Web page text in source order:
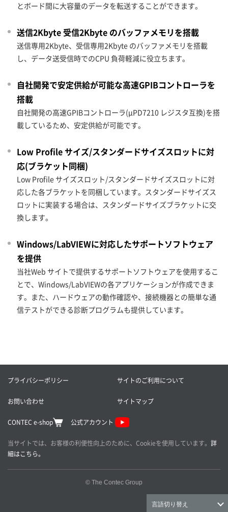
とボード間に大容量のデータを転送することができます。
送信2Kbyte 受信2Kbyte のバッファメモリを搭載
送信専用2Kbyte、受信専用2Kbyte のバッファメモリを搭載
し、データ送受信時でのCPU 負荷軽減に役立ちます。
自社開発で安定供給が可能な高速GPIBコントローラを
搭載
自社開発の高速GPIBコントローラ(μPD7210 レジスタ互換)を搭
載しているため、安定供給が可能です。
Low Profile サイズ/スタンダードサイズスロットに対
応(ブラケット同梱)
Low Profile サイズスロット/スタンダードサイズスロットに対
応した各ブラケットを同梱しています。スタンダードサイズス
ロットに実装する場合は、スタンダードサイズブラケットに交
換します。
Windows/LabVIEWに対応したサポートソフトウェア
を提供
当社Web サイトで提供するサポートソフトウェアを使用するこ
とで、Windows/LabVIEWの各アプリケーションが作成できま
す。また、ハードウェアの動作確認や、接続機器との簡単な通
信テストができる診断プログラムも提供しています。
プライバシーポリシー サイトのご利用について
お問い合わせ サイトマップ
CONTEC e-shop 公式アカウント
当サイトでは、お客様の利便性向上のために、Cookieを使用しています。 詳
細はこちら。
© The Contec Group
言語切り替え